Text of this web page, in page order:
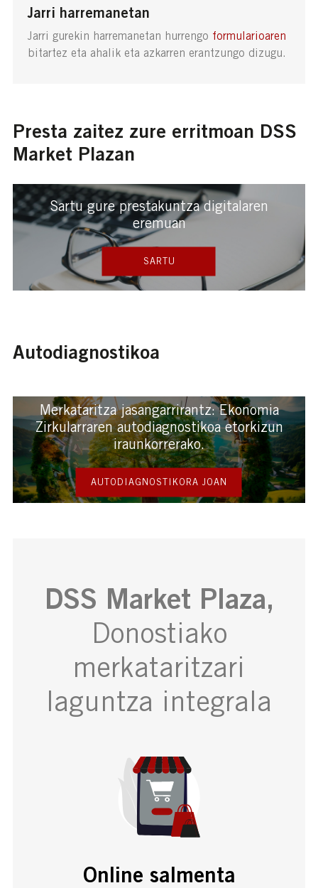
Jarri harremanetan
Jarri gurekin harremanetan hurrengo formularioaren
bitartez eta ahalik eta azkarren erantzungo dizugu.
Presta zaitez zure erritmoan DSS
Market Plazan
Sartu gure prestakuntza digitalaren
eremuan
SARTU
Autodiagnostikoa
Merkataritza jasangarrirantz: Ekonomia
Zirkularraren autodiagnostikoa etorkizun
iraunkorrerako.
AUTODIAGNOSTIKORA JOAN
DSS Market Plaza,
Donostiako
merkataritzari
laguntza integrala
Online salmenta